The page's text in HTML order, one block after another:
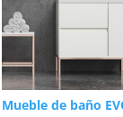
Mueble de baño